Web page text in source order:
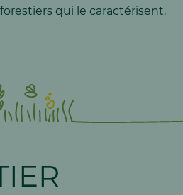
qui le caractérisent.